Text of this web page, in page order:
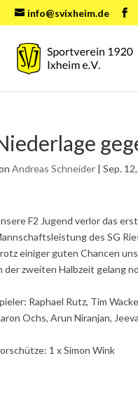
info@svixheim.de
Andreas Schneider | Sep.
F2 Jugend verlor das
des SG
einiger guten Chancen
der zweiten Halbzeit gelang
Raphael Rutz, Tim
Ochs, Arun Niranjan,
1 x Simon Wink